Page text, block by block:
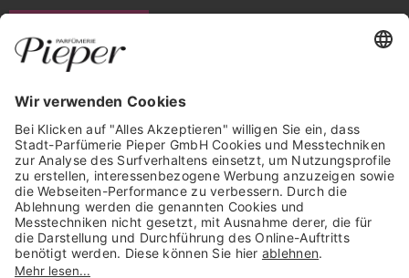
Trusted Shops Mitglied seit 2010